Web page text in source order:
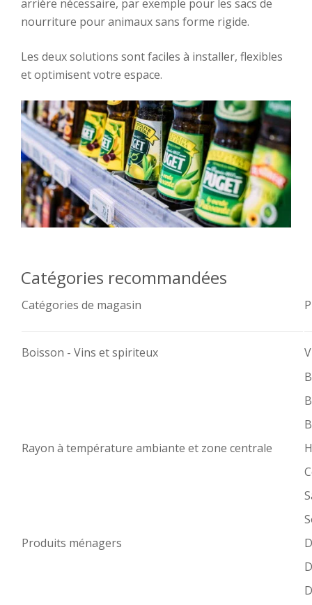
arrière nécessaire, par exemple pour les sacs de
nourriture pour animaux sans forme rigide.
Les deux solutions sont faciles à installer, flexibles
et optimisent votre espace.
Catégories recommandées
Catégories de magasin
Boisson - Vins et spiriteux
Rayon à température ambiante et zone centrale
Produits ménagers